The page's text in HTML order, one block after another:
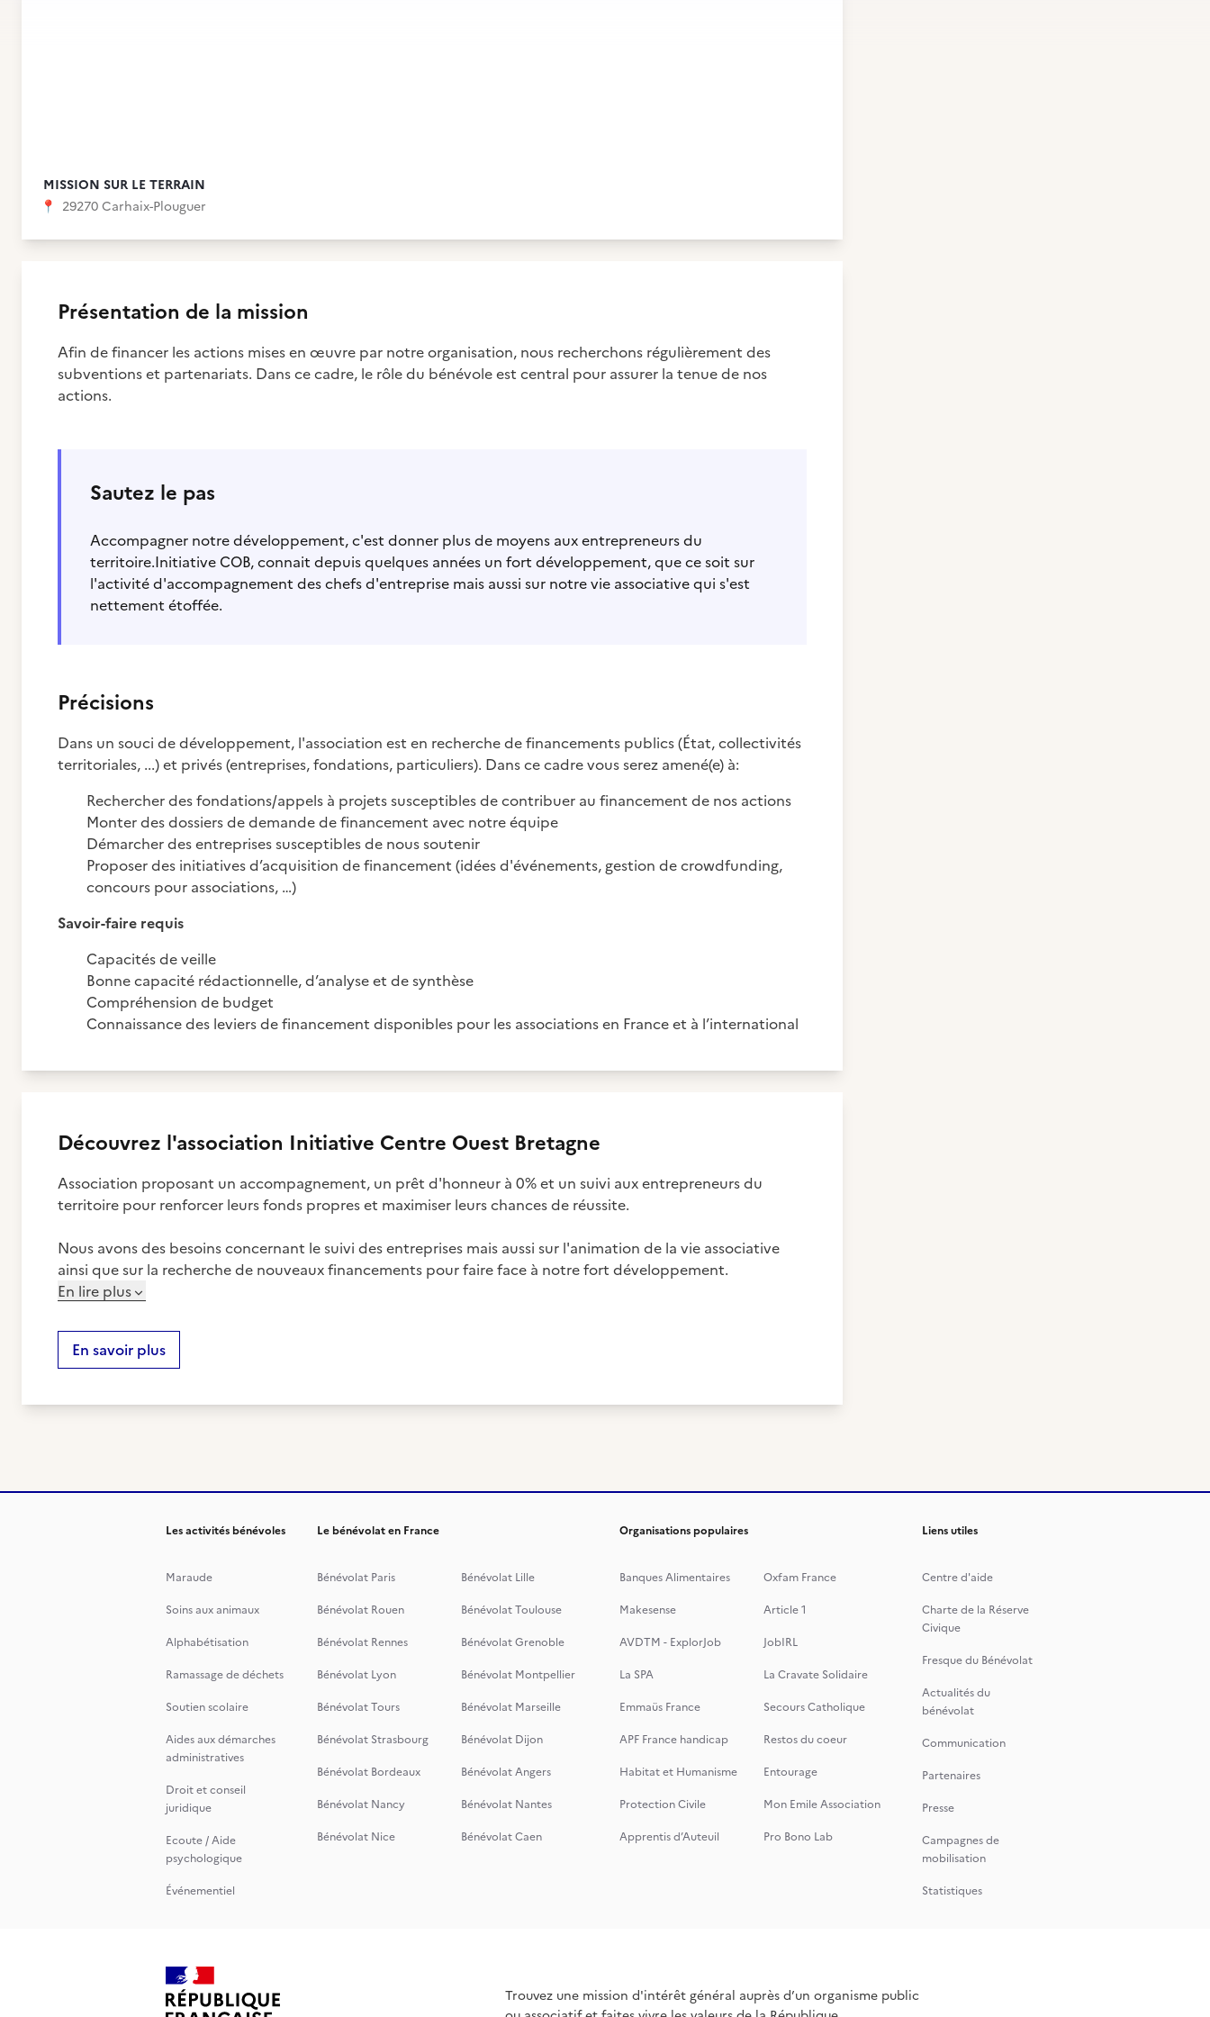
MISSION SUR LE TERRAIN
📍 29270 Carhaix-Plouguer
Présentation de la mission
Afin de financer les actions mises en œuvre par notre organisation, nous recherchons régulièrement des
subventions et partenariats. Dans ce cadre, le rôle du bénévole est central pour assurer la tenue de nos
actions.
Sautez le pas
Accompagner notre développement, c'est donner plus de moyens aux entrepreneurs du
territoire.Initiative COB, connait depuis quelques années un fort développement, que ce soit sur
l'activité d'accompagnement des chefs d'entreprise mais aussi sur notre vie associative qui s'est
nettement étoffée.
Précisions
Dans un souci de développement, l'association est en recherche de financements publics (État, collectivités
territoriales, ...) et privés (entreprises, fondations, particuliers). Dans ce cadre vous serez amené(e) à:
Rechercher des fondations/appels à projets susceptibles de contribuer au financement de nos actions
Monter des dossiers de demande de financement avec notre équipe
Démarcher des entreprises susceptibles de nous soutenir
Proposer des initiatives d’acquisition de financement (idées d'événements, gestion de crowdfunding,
concours pour associations, …)
Savoir-faire requis
Capacités de veille
Bonne capacité rédactionnelle, d’analyse et de synthèse
Compréhension de budget
Connaissance des leviers de financement disponibles pour les associations en France et à l’international
Découvrez l'association Initiative Centre Ouest Bretagne
Association proposant un accompagnement, un prêt d'honneur à 0% et un suivi aux entrepreneurs du
territoire pour renforcer leurs fonds propres et maximiser leurs chances de réussite.
Nous avons des besoins concernant le suivi des entreprises mais aussi sur l'animation de la vie associative
ainsi que sur la recherche de nouveaux financements pour faire face à notre fort développement.
En lire plus
En savoir plus
Les activités bénévoles
Maraude
Soins aux animaux
Alphabétisation
Ramassage de déchets
Soutien scolaire
Aides aux démarches
administratives
Droit et conseil
juridique
Ecoute / Aide
psychologique
Événementiel
Le bénévolat en France
Bénévolat Paris
Bénévolat Lille
Bénévolat Rouen
Bénévolat Toulouse
Bénévolat Rennes
Bénévolat Grenoble
Bénévolat Lyon
Bénévolat Montpellier
Bénévolat Tours
Bénévolat Marseille
Bénévolat Strasbourg
Bénévolat Dijon
Bénévolat Bordeaux
Bénévolat Angers
Bénévolat Nancy
Bénévolat Nantes
Bénévolat Nice
Bénévolat Caen
Organisations populaires
Banques Alimentaires
Oxfam France
Makesense
Article 1
AVDTM - ExplorJob
JobIRL
La SPA
La Cravate Solidaire
Emmaüs France
Secours Catholique
APF France handicap
Restos du coeur
Habitat et Humanisme
Entourage
Protection Civile
Mon Emile Association
Apprentis d’Auteuil
Pro Bono Lab
Liens utiles
Centre d'aide
Charte de la Réserve
Civique
Fresque du Bénévolat
Actualités du
bénévolat
Communication
Partenaires
Presse
Campagnes de
mobilisation
Statistiques
Trouvez une mission d'intérêt général auprès d’un organisme public